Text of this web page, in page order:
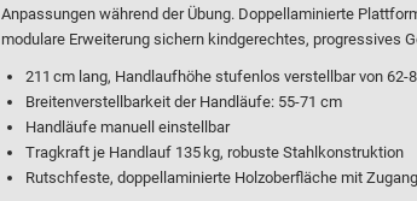
Anpassungen während der Übung. Doppellaminierte
modulare Erweiterung sichern kindgerechtes, progressives
211 cm lang, Handlaufhöhe stufenlos verstellbar von 62-
Breitenverstellbarkeit der Handläufe: 55-71 cm
Handläufe manuell einstellbar
Tragkraft je Handlauf 135 kg, robuste Stahlkonstruktion
Rutschfeste, doppellaminierte Holzoberfläche mit